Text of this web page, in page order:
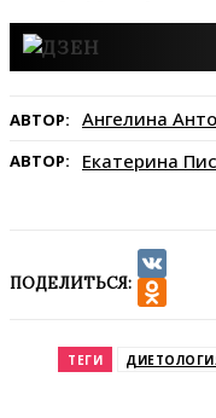
АВТОР: Ангелина
АВТОР: Екатерина
ПОДЕЛИТЬСЯ:
VK
ТЕГИ